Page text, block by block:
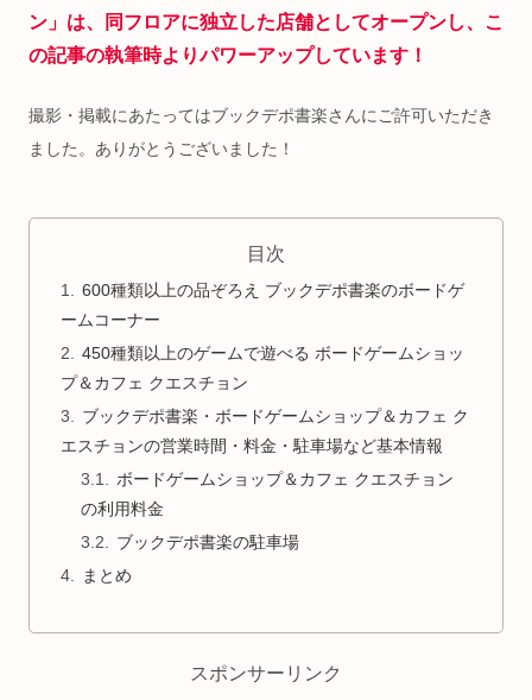
ン」は、同フロアに独立した店舗としてオープンし、こ
の記事の執筆時よりパワーアップしています！
撮影・掲載にあたってはブックデポ書楽さんにご許可いただき
ました。ありがとうございました！
目次
600種類以上の品ぞろえ ブックデポ書楽のボードゲ
ームコーナー
450種類以上のゲームで遊べる ボードゲームショッ
プ＆カフェ クエスチョン
ブックデポ書楽・ボードゲームショップ＆カフェ ク
エスチョンの営業時間・料金・駐車場など基本情報
ボードゲームショップ＆カフェ クエスチョン
の利用料金
ブックデポ書楽の駐車場
まとめ
スポンサーリンク